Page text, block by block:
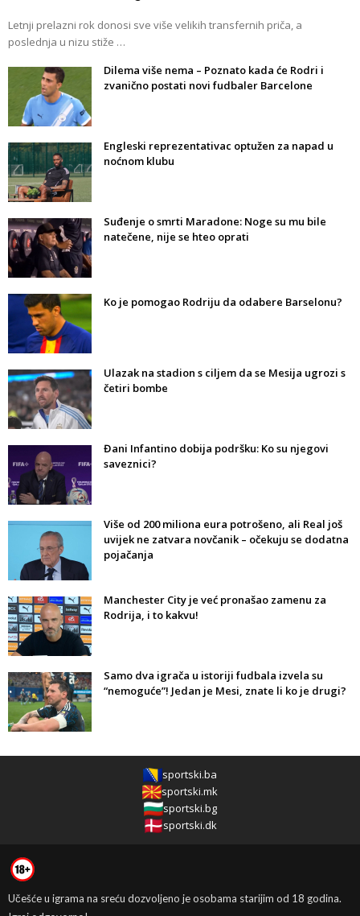
Letnji prelazni rok donosi sve više velikih transfernih priča, a
poslednja u nizu stiže …
Dilema više nema – Poznato kada će Rodri i
zvanično postati novi fudbaler Barcelone
Engleski reprezentativac optužen za napad u
noćnom klubu
Suđenje o smrti Maradone: Noge su mu bile
natečene, nije se hteo oprati
Ko je pomogao Rodriju da odabere Barselonu?
Ulazak na stadion s ciljem da se Mesija ugrozi s
četiri bombe
Đani Infantino dobija podršku: Ko su njegovi
saveznici?
Više od 200 miliona eura potrošeno, ali Real još
uvijek ne zatvara novčanik – očekuju se dodatna
pojačanja
Manchester City je već pronašao zamenu za
Rodrija, i to kakvu!
Samo dva igrača u istoriji fudbala izvela su
“nemoguće”! Jedan je Mesi, znate li ko je drugi?
sportski.ba
sportski.mk
sportski.bg
sportski.dk
Učešće u igrama na sreću dozvoljeno je osobama starijim od 18 godina.